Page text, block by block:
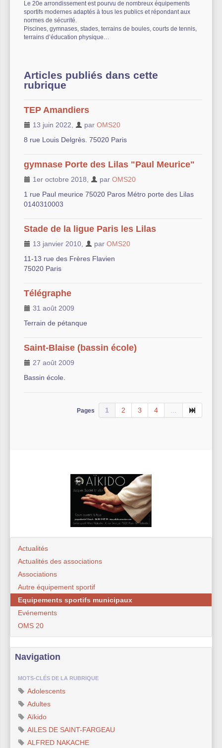
Autre équipement sportif
Actualités des associations
Le 20e arrondissement est pourvu de nombreux équipements
sportifs modernes adaptés à tous les publics et répondant aux
normes de sécurité.
Piscines, gymnases, stades, terrains de boules, courts de tennis,
terrains d’éducation physique…
Articles publiés dans cette
rubrique
TEP Amandiers
13 juin 2022 par OMS20
8 rue Louis Delgrès. 75020 Paris
gymnase Porte des Lilas "Paul Meurice"
1er octobre 2018 par OMS20
1 rue Paul meurice 75020 Paros Métro porte des Lilas
0140310003
Stade de la ligue Paris les Lilas
13 janvier 2010 par OMS20
11-13 rue des Frères Flavien
75020 Paris
Télégraphe
31 août 2009
Terrain de pétanque
Saint-Blaise (bassin école)
27 août 2009
Bassin école.
Pages 1 2 3 4
Actualités
Actualités des associations
Associations
Autre équipement sportif
Equipements sportifs municipaux
Evénements
OMS 20
Navigation
MOTS-CLÉS DE LA RUBRIQUE
Adolescents
Adultes
Aïkido
AILES DE SAINT-FARGEAU
ALFRED NAKACHE